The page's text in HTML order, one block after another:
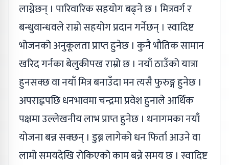
लाग्नेछन् । पारिवारिक सहयोग बढ्ने छ । मित्रवर्ग र
बन्धुवान्धवले राम्रो सहयोग प्रदान गर्नेछन् । स्वादिष्ट
भोजनको अनुकूलता प्राप्त हुनेछ । कुनै भौतिक सामान
खरिद गर्नका बेलुकीपख राम्रो छ । नयाँ ठाउँको यात्रा
हुनसक्छ वा नयाँ मित्र बनाउँदा मन त्यसै फुरुङ्ग हुनेछ ।
अपराह्नपछि धनभावमा चन्द्रमा प्रवेश हुनाले आर्थिक
पक्षमा उल्लेखनीय लाभ प्राप्त हुनेछ । धनागमका नयाँ
योजना बन्न सक्छन् । डुब्न लागेको धन फिर्ता आउने वा
लामो समयदेखि रोकिएको काम बन्ने समय छ । स्वादिष्ट